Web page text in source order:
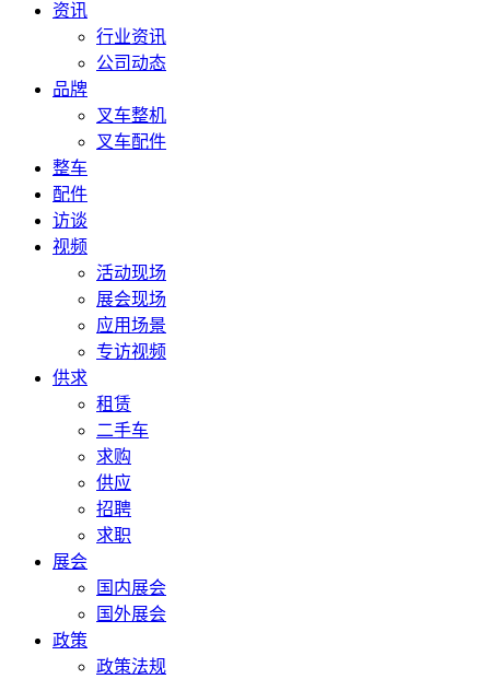
资讯
行业资讯
公司动态
品牌
叉车整机
叉车配件
整车
配件
访谈
视频
活动现场
展会现场
应用场景
专访视频
供求
租赁
二手车
求购
供应
招聘
求职
展会
国内展会
国外展会
政策
政策法规